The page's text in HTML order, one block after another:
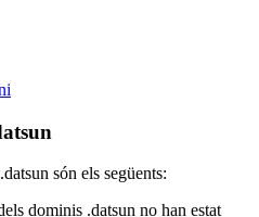
són els següents:
dominis .datsun no han estat